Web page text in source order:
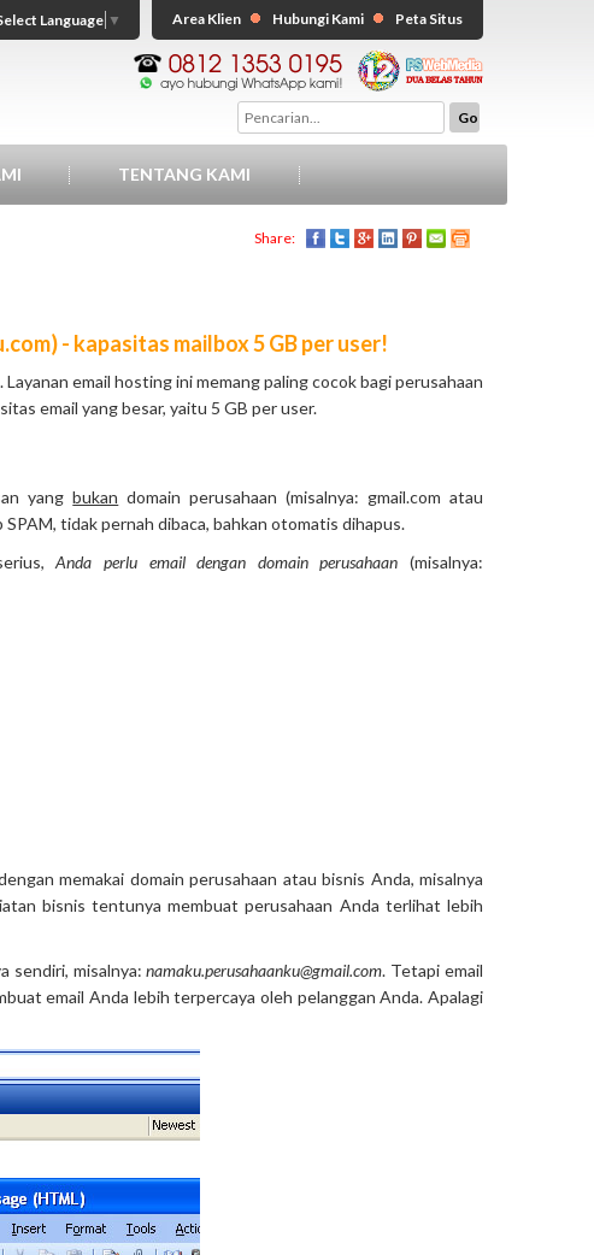
Area Klien Hubungi Kami Peta Situs
Language ▼
TENTANG KAMI
Share:
- kapasitas mailbox 5 GB per user!
email hosting ini memang paling cocok bagi perusahaan
email yang besar, yaitu 5 GB per user.
yangbukan domain perusahaan (misalnya: gmail.com atau
tidak pernah dibaca, bahkan otomatis dihapus.
Anda perlu email dengan domain perusahaan (misalnya:
memakai domain perusahaan atau bisnis Anda, misalnya
bisnis tentunya membuat perusahaan Anda terlihat lebih
sendiri, misalnya:namaku.perusahaanku@gmail.com. Tetapi email
email Anda lebih terpercaya oleh pelanggan Anda. Apalagi